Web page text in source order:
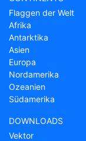
Flaggen der Welt
Afrika
Antarktika
Asien
Europa
Nordamerika
Ozeanien
Südamerika
DOWNLOADS
Vektor